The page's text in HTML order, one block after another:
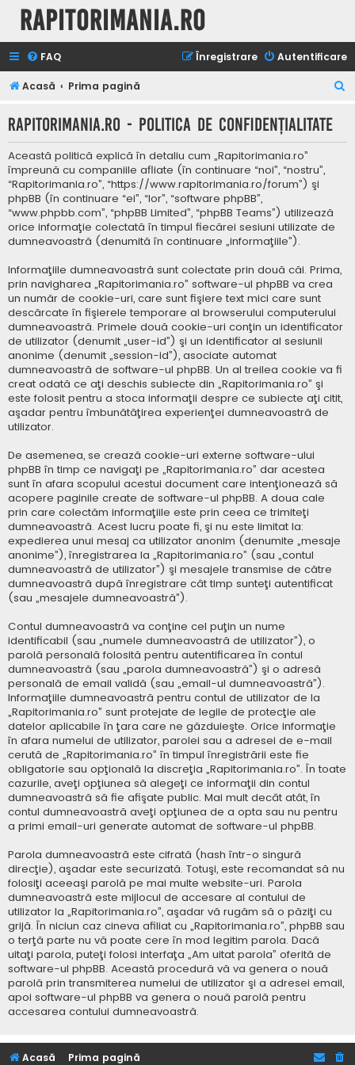
Rapitorimania.ro
FAQ Autentificare
Înregistrare
Acasă Prima pagină
t
Rapitorimania.ro - Politica de confidenţialitate
Această politică explică în detaliu cum „Rapitorimania.ro”
împreună cu companiile afliate (în continuare “noi”, “nostru”,
“Rapitorimania.ro”, “https://www.rapitorimania.ro/forum”) şi
phpBB (în continuare “ei”, “lor”, “software phpBB”,
“www.phpbb.com”, “phpBB Limited”, “phpBB Teams”) utilizează
orice informaţie colectată în timpul fiecărei sesiuni utilizate de
dumneavoastră (denumită în continuare „informaţiile”).
Informaţiile dumneavoastră sunt colectate prin două căi. Prima,
prin navigharea „Rapitorimania.ro” software-ul phpBB va crea
un număr de cookie-uri, care sunt fişiere text mici care sunt
descărcate în fişierele temporare al browserului computerului
dumneavoastră. Primele două cookie-uri conţin un identificator
de utilizator (denumit „user-id”) şi un identificator al sesiunii
anonime (denumit „session-id”), asociate automat
dumneavoastră de software-ul phpBB. Un al treilea cookie va fi
creat odată ce aţi deschis subiecte din „Rapitorimania.ro” şi
este folosit pentru a stoca informaţii despre ce subiecte aţi citit,
aşadar pentru îmbunătăţirea experienţei dumneavoastră de
utilizator.
De asemenea, se crează cookie-uri externe software-ului
phpBB în timp ce navigaţi pe „Rapitorimania.ro” dar acestea
sunt în afara scopului acestui document care intenţionează să
acopere paginile create de software-ul phpBB. A doua cale
prin care colectăm informaţiile este prin ceea ce trimiteţi
dumneavoastră. Acest lucru poate fi, şi nu este limitat la:
expedierea unui mesaj ca utilizator anonim (denumite „mesaje
anonime”), înregistrarea la „Rapitorimania.ro” (sau „contul
dumneavoastră de utilizator”) şi mesajele transmise de către
dumneavoastră după înregistrare cât timp sunteţi autentificat
(sau „mesajele dumneavoastră”).
Contul dumneavoastră va conţine cel puţin un nume
identificabil (sau „numele dumneavoastră de utilizator”), o
parolă personală folosită pentru autentificarea în contul
dumneavoastră (sau „parola dumneavoastră”) şi o adresă
personală de email validă (sau „email-ul dumneavoastră”).
Informaţiile dumneavoastră pentru contul de utilizator de la
„Rapitorimania.ro” sunt protejate de legile de protecţie ale
datelor aplicabile în ţara care ne găzduieşte. Orice informaţie
în afara numelui de utilizator, parolei sau a adresei de e-mail
cerută de „Rapitorimania.ro” în timpul înregistrării este fie
obligatorie sau opţională la discreţia „Rapitorimania.ro”. În toate
cazurile, aveţi opţiunea să alegeţi ce informaţii din contul
dumneavoastră să fie afişate public. Mai mult decât atât, în
contul dumneavoastră aveţi opţiunea de a opta sau nu pentru
a primi email-uri generate automat de software-ul phpBB.
Parola dumneavoastră este cifrată (hash într-o singură
direcţie), aşadar este securizată. Totuşi, este recomandat să nu
folosiţi aceeaşi parolă pe mai multe website-uri. Parola
dumneavoastră este mijlocul de accesare al contului de
utilizator la „Rapitorimania.ro”, aşadar vă rugăm să o păziţi cu
grijă. În niciun caz cineva afiliat cu „Rapitorimania.ro”, phpBB sau
o terţă parte nu vă poate cere în mod legitim parola. Dacă
uitaţi parola, puteţi folosi interfaţa „Am uitat parola” oferită de
software-ul phpBB. Această procedură vă va genera o nouă
parolă prin transmiterea numelui de utilizator şi a adresei email,
apoi software-ul phpBB va genera o nouă parolă pentru
accesarea contului dumneavoastră.
Acasă Prima pagină